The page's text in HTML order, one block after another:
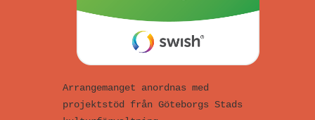
Arrangemanget anordnas med
projektstöd från Göteborgs Stads